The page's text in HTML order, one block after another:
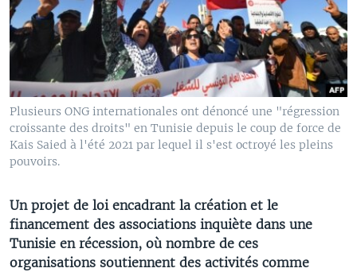
Plusieurs ONG internationales ont dénoncé une "régression
croissante des droits" en Tunisie depuis le coup de force de
Kais Saied à l'été 2021 par lequel il s'est octroyé les pleins
pouvoirs.
Un projet de loi encadrant la création et le
financement des associations inquiète dans une
Tunisie en récession, où nombre de ces
organisations soutiennent des activités comme